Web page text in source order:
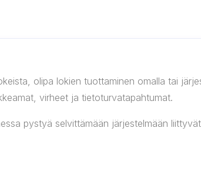
olipa lokien tuottaminen omalla tai
virheet ja tietoturvatapahtumat.
pystyä selvittämään järjestelmään